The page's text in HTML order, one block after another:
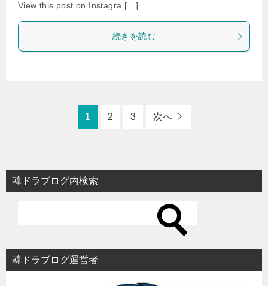
View this post on Instagra […]
続きを読む
1 2 3 次へ
韓ドラブログ内検索
韓ドラブログ運営者